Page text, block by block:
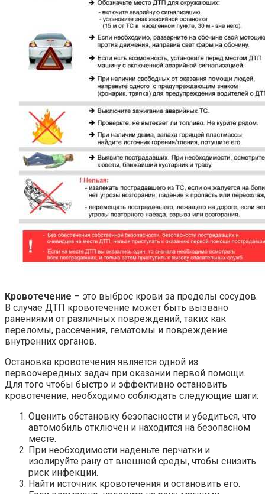
Кровотечение – это выброс крови за пределы сосудов.
В случае ДТП кровотечение может быть вызвано
ранениями от различных повреждений, таких как
переломы, рассечения, гематомы и повреждение
внутренних органов.
Остановка кровотечения является одной из
первоочередных задач при оказании первой помощи.
Для того чтобы быстро и эффективно остановить
кровотечение, необходимо соблюдать следующие шаги:
Оценить обстановку безопасности и убедиться, что
автомобиль отключен и находится на безопасном
месте.
При необходимости наденьте перчатки и
изолируйте рану от внешней среды, чтобы снизить
риск инфекции.
Найти источник кровотечения и остановить его.